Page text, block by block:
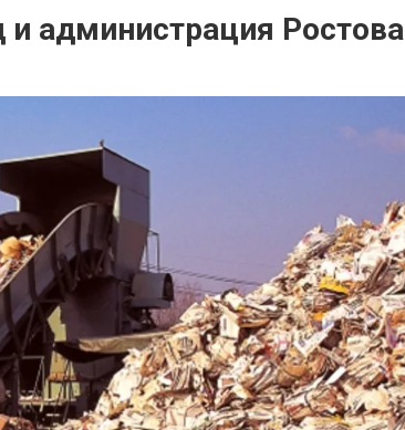
администрация Ростова